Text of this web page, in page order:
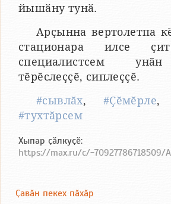
йышӑну тунӑ.
Арҫынна вертолетпа
стационара илсе
специалистсем
тӗрӗслеҫҫӗ, сиплеҫҫӗ.
#сывлӑх, #Ҫӗмӗрле,
#тухтӑрсем
Хыпар ҫӑлкуҫӗ:
https://max.ru/c/-70927786718509/
Ҫавӑн пекех пӑхӑр